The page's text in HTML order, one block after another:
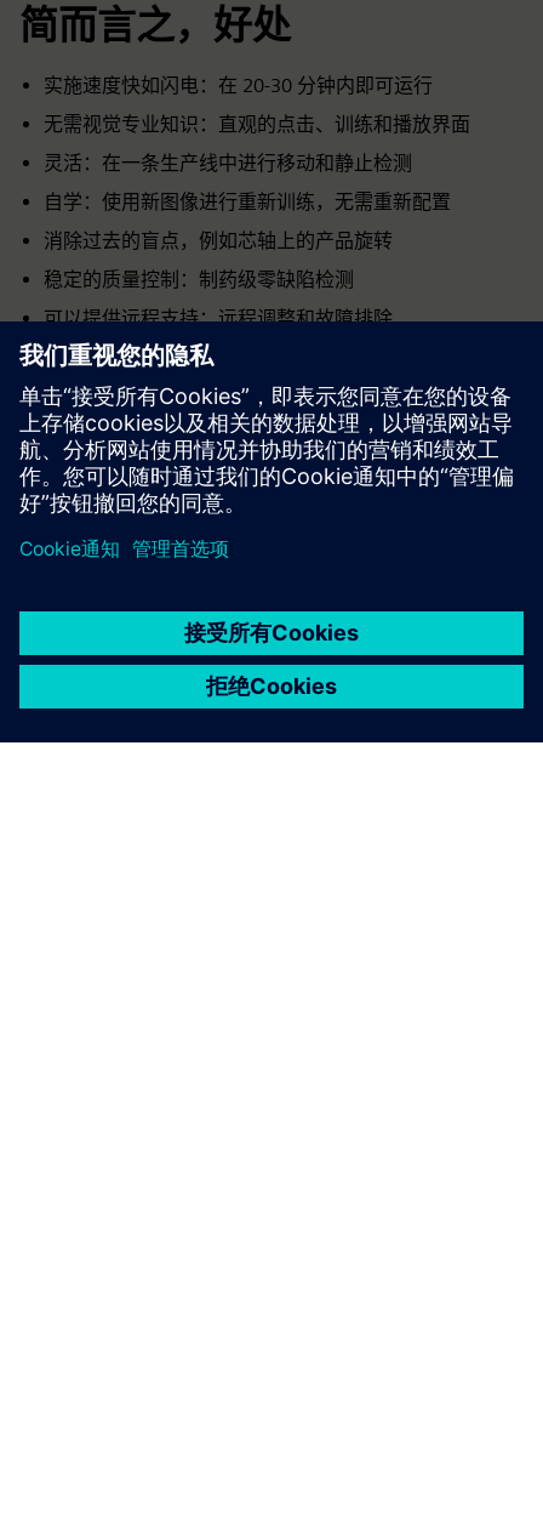
简而言之，好处
实施速度快如闪电：在 20-30 分钟内即可运行
无需视觉专业知识：直观的点击、训练和播放界面
灵活：在一条生产线中进行移动和静止检测
自学：使用新图像进行重新训练，无需重新配置
消除过去的盲点，例如芯轴上的产品旋转
稳定的质量控制：制药级零缺陷检测
可以提供远程支持：远程调整和故障排除
全面集成 Siemens：从 I/O 到 PLC、驱动器、HMI 和报告
第一个具体的人工智能应用：实际生产中的工业人工智
能